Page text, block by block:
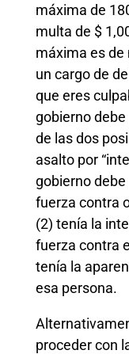
máxima de
multa de $
máxima es de
un cargo de
que eres
gobierno
de las dos
asalto por
gobierno
fuerza contra
(2) tenía la
fuerza contra
tenía la
esa persona.
proceder con